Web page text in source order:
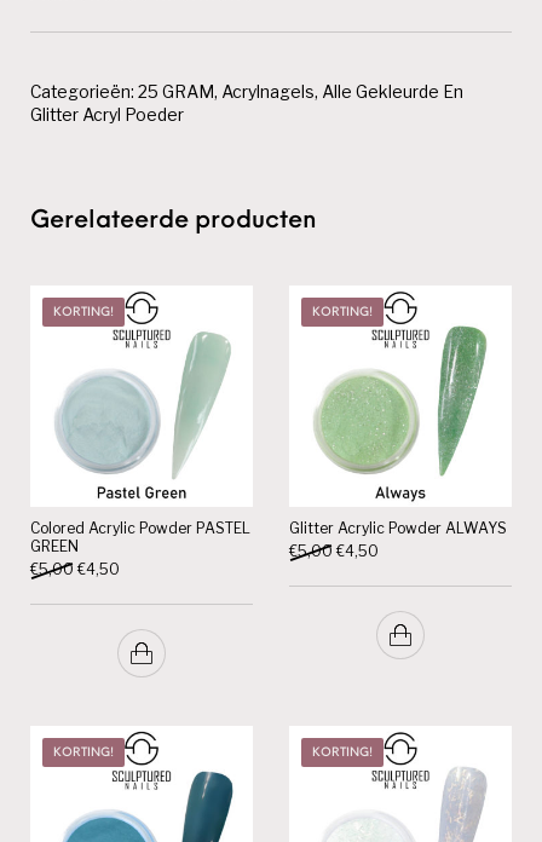
Categorieën:25 GRAM, Acrylnagels, Alle Gekleurde En
Glitter Acryl Poeder
Gerelateerde producten
KORTING!
Colored Acrylic Powder PASTEL
GREEN
€5,00 Oorspronkelijke prijs was: €5,00.
€4,50
KORTING!
Glitter Acrylic Powder ALWAYS
€5,00 Oorspronkelijke prijs was:
€4,50
KORTING! KORTING!